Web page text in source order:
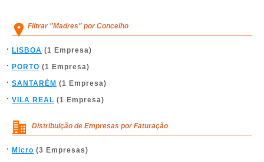
Filtrar "Madres" por Concelho
LISBOA (1 Empresa)
PORTO (1 Empresa)
SANTARÉM (1 Empresa)
VILA REAL (1 Empresa)
Distribuição de Empresas por Faturação
Micro (3 Empresas)